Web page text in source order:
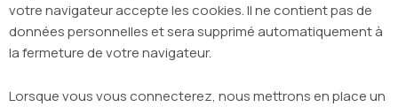
votre navigateur accepte les cookies. Il ne contient pas de
données personnelles et sera supprimé automatiquement à
la fermeture de votre navigateur.
Lorsque vous vous connecterez, nous mettrons en place un